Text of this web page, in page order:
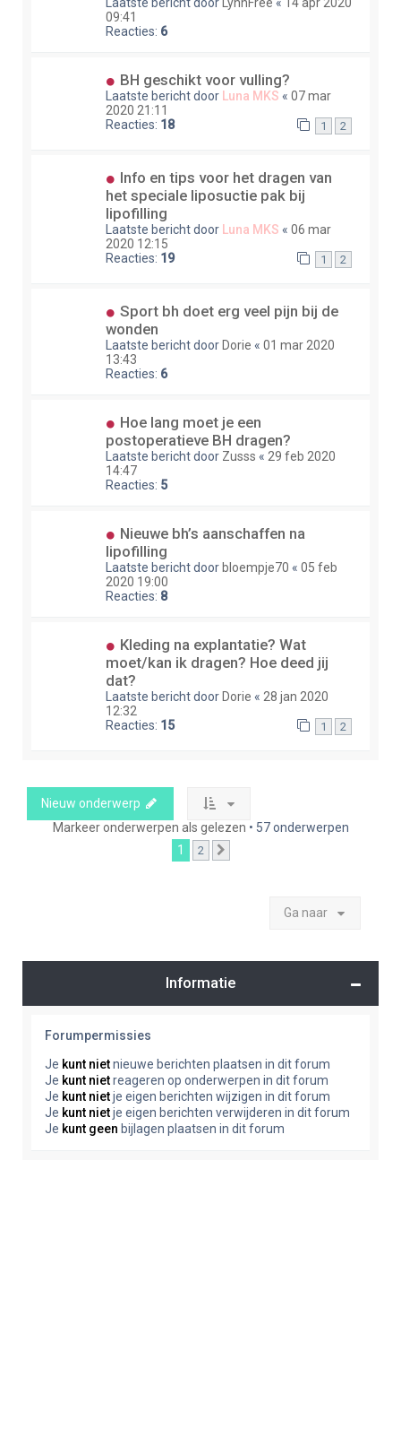
09:41
Reacties: 6
BH geschikt voor vulling?
Laatste bericht door Luna MKS « 07 mar
2020 21:11
Reacties: 18 1 2
Info en tips voor het dragen van
het speciale liposuctie pak bij
lipofilling
Laatste bericht door Luna MKS « 06 mar
2020 12:15
Reacties: 19 1 2
Sport bh doet erg veel pijn bij de
wonden
Laatste bericht door Dorie « 01 mar 2020
13:43
Reacties: 6
Hoe lang moet je een
postoperatieve BH dragen?
Laatste bericht door Zusss « 29 feb 2020
14:47
Reacties: 5
Nieuwe bh’s aanschaffen na
lipofilling
Laatste bericht door bloempje70 « 05 feb
2020 19:00
Reacties: 8
Kleding na explantatie? Wat
moet/kan ik dragen? Hoe deed jij
dat?
Laatste bericht door Dorie « 28 jan 2020
12:32
Reacties: 15 1 2
Nieuw onderwerp
Markeer onderwerpen als gelezen • 57 onderwerpen
1
2
Ga naar
Informatie
Forumpermissies
Je kunt nietnieuwe berichten plaatsen in dit forum
Je kunt nietreageren op onderwerpen in dit forum
Je kunt nietje eigen berichten wijzigen in dit forum
Je kunt nietje eigen berichten verwijderen in dit forum
Je kunt geen bijlagen plaatsen in dit forum